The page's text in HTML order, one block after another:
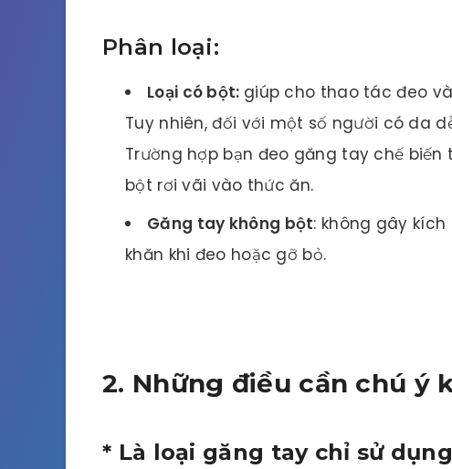
Phân loại:
Loại có bột: giúp cho thao tác đeo
Tuy nhiên, đối với một số người có da
Trường hợp bạn đeo găng tay chế
bột rơi vãi vào thức ăn.
Găng tay không bột: không gây kích
khăn khi đeo hoặc gỡ bỏ.
2. Những điều cần chú ý
* Là loại găng tay chỉ sử